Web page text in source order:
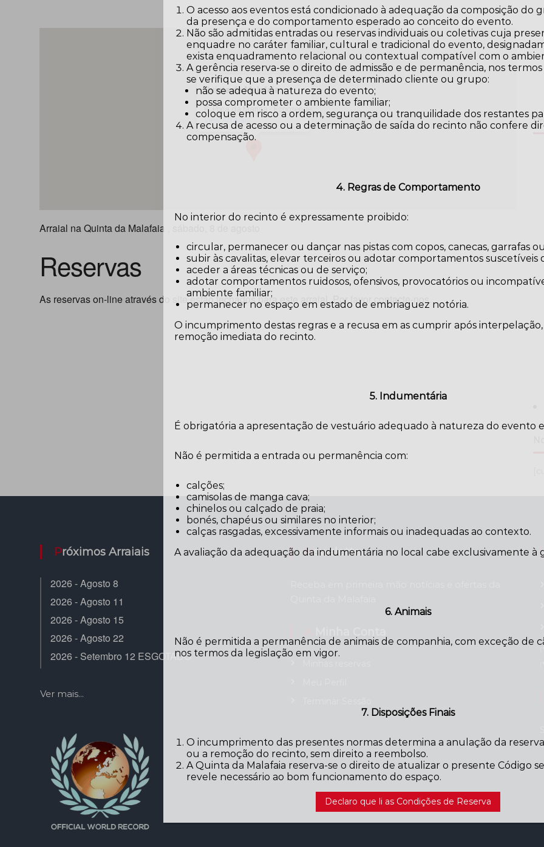
Quinta da Malafaia
R. Poça da Mansa - Esposende
View Arraiais
Arraial na Quinta da Malafaia , sábado, 8 de agosto
Reservas
As reservas on-line através do site estão fechados para este arraial. Por favor contacte-nos.
Próximos Arraiais
2026 - Agosto 8
2026 - Agosto 11
2026 - Agosto 15
2026 - Agosto 22
2026 - Setembro 12 ESGOTADO
Ver mais...
Newsletter
O acesso aos eventos está condicionado à adequação da composição do
da presença e do comportamento esperado ao conceito do evento.
Não são admitidas entradas ou reservas individuais ou coletivas cuja
enquadre no caráter familiar, cultural e tradicional do evento,
exista enquadramento relacional ou contextual compatível com o
A gerência reserva-se o direito de admissão e de permanência, nos
se verifique que a presença de determinado cliente ou grupo:
não se adequa à natureza do evento;
possa comprometer o ambiente familiar;
coloque em risco a ordem, segurança ou tranquilidade dos restantes
A recusa de acesso ou a determinação de saída do recinto não confere
compensação.
4. Regras de Comportamento
No interior do recinto é expressamente proibido:
circular, permanecer ou dançar nas pistas com copos, canecas, garrafas
subir às cavalitas, elevar terceiros ou adotar comportamentos suscetíveis
aceder a áreas técnicas ou de serviço;
adotar comportamentos ruidosos, ofensivos, provocatórios ou
ambiente familiar;
permanecer no espaço em estado de embriaguez notória.
O incumprimento destas regras e a recusa em as cumprir após
remoção imediata do recinto.
5. Indumentária
É obrigatória a apresentação de vestuário adequado à natureza do evento e
Não é permitida a entrada ou permanência com:
calções;
camisolas de manga cava;
chinelos ou calçado de praia;
bonés, chapéus ou similares no interior;
calças rasgadas, excessivamente informais ou inadequadas ao contexto.
A avaliação da adequação da indumentária no local cabe exclusivamente à
6. Animais
Não é permitida a permanência de animais de companhia, com exceção de
nos termos da legislação em vigor.
7. Disposições Finais
O incumprimento das presentes normas determina a anulação da
ou a remoção do recinto, sem direito a reembolso.
A Quinta da Malafaia reserva-se o direito de atualizar o presente Código
revele necessário ao bom funcionamento do espaço.
Declaro que li as Condições de Reserva